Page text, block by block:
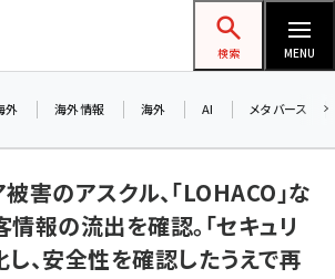
ネットショップ担当者フォーラム
検索 MENU
外 海外情報 海外 AI メタバース
害のアスクル、「LOHACO」な
報の流出を確認。「セキュリ
、安全性を確認したうえで再
お